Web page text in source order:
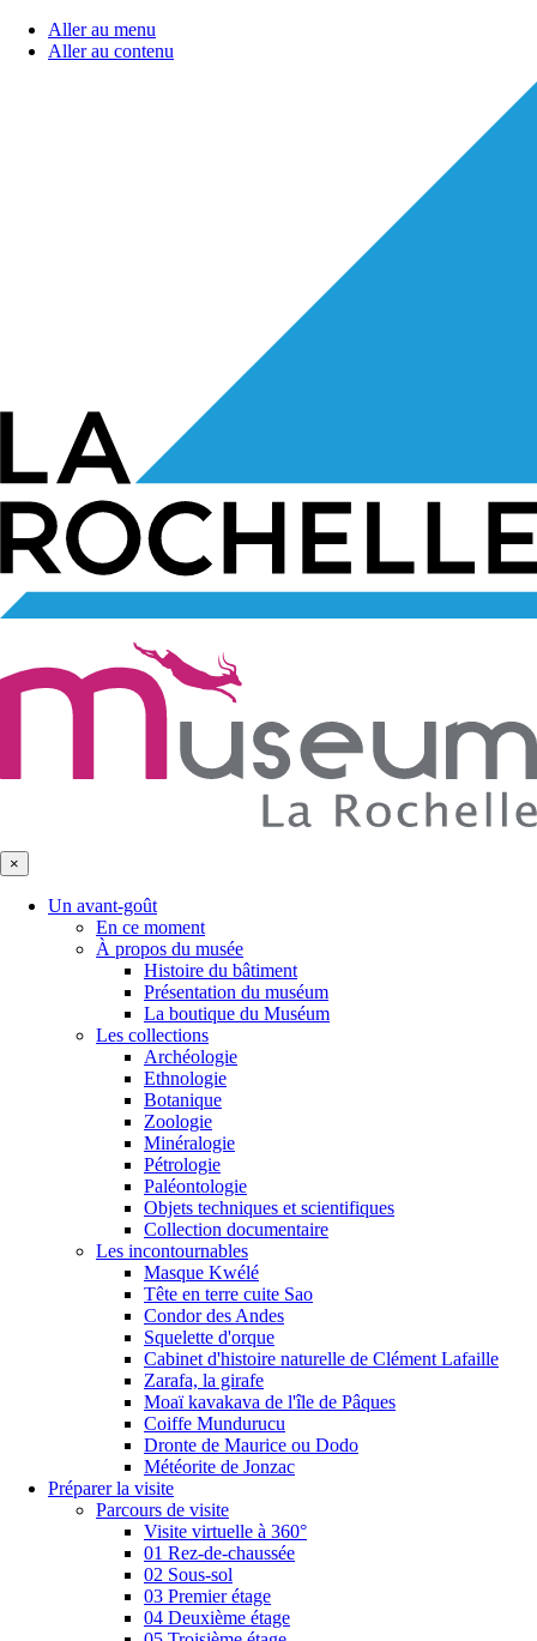
Aller au menu
Aller au contenu
×
Un avant-goût
En ce moment
À propos du musée
Histoire du bâtiment
Présentation du muséum
La boutique du Muséum
Les collections
Archéologie
Ethnologie
Botanique
Zoologie
Minéralogie
Pétrologie
Paléontologie
Objets techniques et scientifiques
Collection documentaire
Les incontournables
Masque Kwélé
Tête en terre cuite Sao
Condor des Andes
Squelette d'orque
Cabinet d'histoire naturelle de Clément Lafaille
Zarafa, la girafe
Moaï kavakava de l'île de Pâques
Coiffe Mundurucu
Dronte de Maurice ou Dodo
Météorite de Jonzac
Préparer la visite
Parcours de visite
Visite virtuelle à 360°
01 Rez-de-chaussée
02 Sous-sol
03 Premier étage
04 Deuxième étage